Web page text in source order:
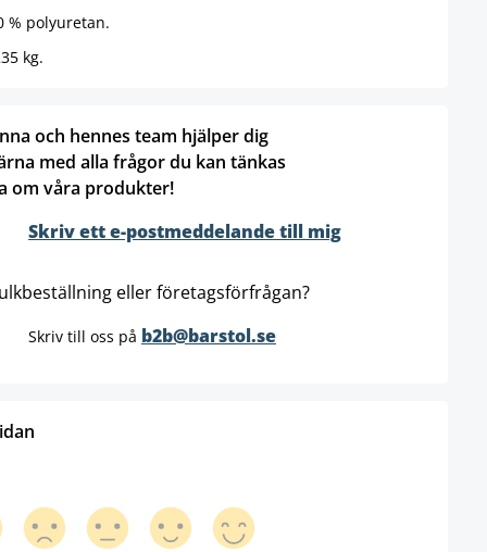
% polyuretan.
kg.
och hennes team hjälper dig
med alla frågor du kan tänkas
om våra produkter!
Skriv ett e-postmeddelande till mig
eller företagsförfrågan?
Skriv till oss på b2b@barstol.se